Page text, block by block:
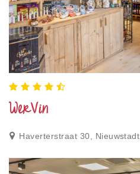
WerVin
Haverterstraat 30, Nieuwstadt